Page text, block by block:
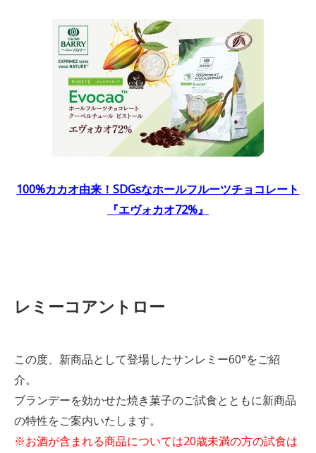
100%カカオ由来！SDGsなホールフルーツチョコレート
『エヴォカオ72%』
レミーコアントロー
この度、新商品として登場したサンレミー60°をご紹
介。
ブランデーを効かせた焼き菓子のご試食とともに新商品
の特性をご案内いたします。
※お酒が含まれる商品については20歳未満の方の試食は